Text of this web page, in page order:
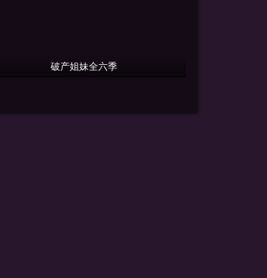
破产姐妹全六季